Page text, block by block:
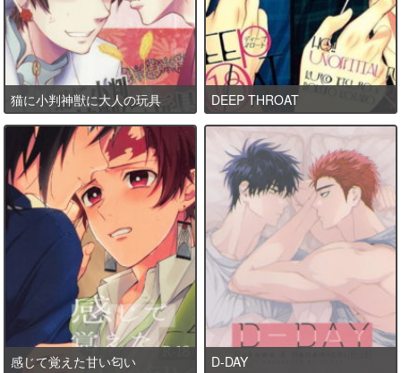
猫に小判神獣に大人の玩具 DEEP THROAT
感じて覚えた甘い匂い D-DAY